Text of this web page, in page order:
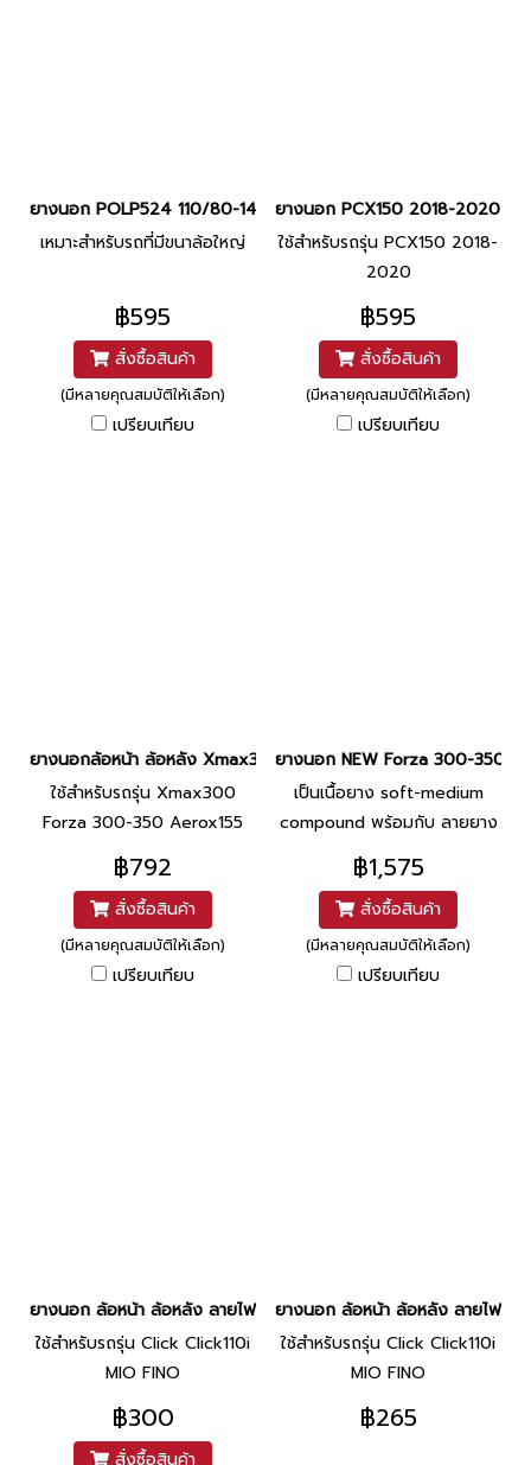
ยางนอก POLP524 110/80-14 120/70-14 TL ยี่ห้อ HUT
เหมาะสำหรับรถที่มีขนาล้อใหญ่
฿595
สั่งซื้อสินค้า
(มีหลายคุณสมบัติให้เลือก)
เปรียบเทียบ
ยางนอก PCX150 2018-2020
ใช้สำหรับรถรุ่น PCX150 2018-
2020
฿595
สั่งซื้อสินค้า
(มีหลายคุณสมบัติให้เลือก)
เปรียบเทียบ
ยางนอกล้อหน้า ล้อหลัง Xmax300 Forza 300-350 Aerox155
ใช้สำหรับรถรุ่น Xmax300
Forza 300-350 Aerox155
฿792
สั่งซื้อสินค้า
(มีหลายคุณสมบัติให้เลือก)
เปรียบเทียบ
ยางนอก NEW Forza 300-350
เป็นเนื้อยาง soft-medium
compound พร้อมกับ ลายยาง
อเนกประสงค์ ช่วยตอบสนอง
การขับขี่ที่ง่าย และสร้างความ
รู้สึกมั่นใจให้กับผู้ขับขี่
฿1,575
สั่งซื้อสินค้า
(มีหลายคุณสมบัติให้เลือก)
เปรียบเทียบ
ยางนอก ล้อหน้า ล้อหลัง ลายไฟ (POLO511) 80/90-14 90/90-14 ส
ใช้สำหรับรถรุ่น Click Click110i
MIO FINO
฿300
สั่งซื้อสินค้า
ยางนอก ล้อหน้า ล้อหลัง ลายไฟ
ใช้สำหรับรถรุ่น Click Click110i
MIO FINO
฿265